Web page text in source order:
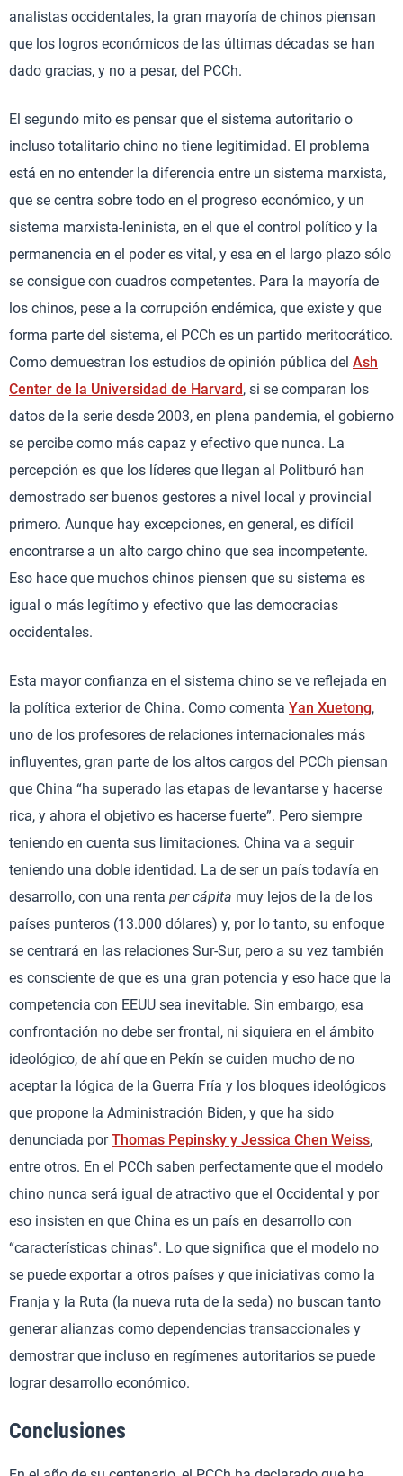
analistas occidentales, la gran mayoría de chinos piensan
que los logros económicos de las últimas décadas se han
dado gracias, y no a pesar, del PCCh.
El segundo mito es pensar que el sistema autoritario o
incluso totalitario chino no tiene legitimidad. El problema
está en no entender la diferencia entre un sistema marxista,
que se centra sobre todo en el progreso económico, y un
sistema marxista-leninista, en el que el control político y la
permanencia en el poder es vital, y esa en el largo plazo sólo
se consigue con cuadros competentes. Para la mayoría de
los chinos, pese a la corrupción endémica, que existe y que
forma parte del sistema, el PCCh es un partido meritocrático.
Como demuestran los estudios de opinión pública del Ash
Center de la Universidad de Harvard, si se comparan los
datos de la serie desde 2003, en plena pandemia, el gobierno
se percibe como más capaz y efectivo que nunca. La
percepción es que los líderes que llegan al Politburó han
demostrado ser buenos gestores a nivel local y provincial
primero. Aunque hay excepciones, en general, es difícil
encontrarse a un alto cargo chino que sea incompetente.
Eso hace que muchos chinos piensen que su sistema es
igual o más legítimo y efectivo que las democracias
occidentales.
Esta mayor confianza en el sistema chino se ve reflejada en
la política exterior de China. Como comenta Yan Xuetong,
uno de los profesores de relaciones internacionales más
influyentes, gran parte de los altos cargos del PCCh piensan
que China “ha superado las etapas de levantarse y hacerse
rica, y ahora el objetivo es hacerse fuerte”. Pero siempre
teniendo en cuenta sus limitaciones. China va a seguir
teniendo una doble identidad. La de ser un país todavía en
desarrollo, con una renta per cápita muy lejos de la de los
países punteros (13.000 dólares) y, por lo tanto, su enfoque
se centrará en las relaciones Sur-Sur, pero a su vez también
es consciente de que es una gran potencia y eso hace que la
competencia con EEUU sea inevitable. Sin embargo, esa
confrontación no debe ser frontal, ni siquiera en el ámbito
ideológico, de ahí que en Pekín se cuiden mucho de no
aceptar la lógica de la Guerra Fría y los bloques ideológicos
que propone la Administración Biden, y que ha sido
denunciada porThomas Pepinsky y Jessica Chen Weiss,
entre otros. En el PCCh saben perfectamente que el modelo
chino nunca será igual de atractivo que el Occidental y por
eso insisten en que China es un país en desarrollo con
“características chinas”. Lo que significa que el modelo no
se puede exportar a otros países y que iniciativas como la
Franja y la Ruta (la nueva ruta de la seda) no buscan tanto
generar alianzas como dependencias transaccionales y
demostrar que incluso en regímenes autoritarios se puede
lograr desarrollo económico.
Conclusiones